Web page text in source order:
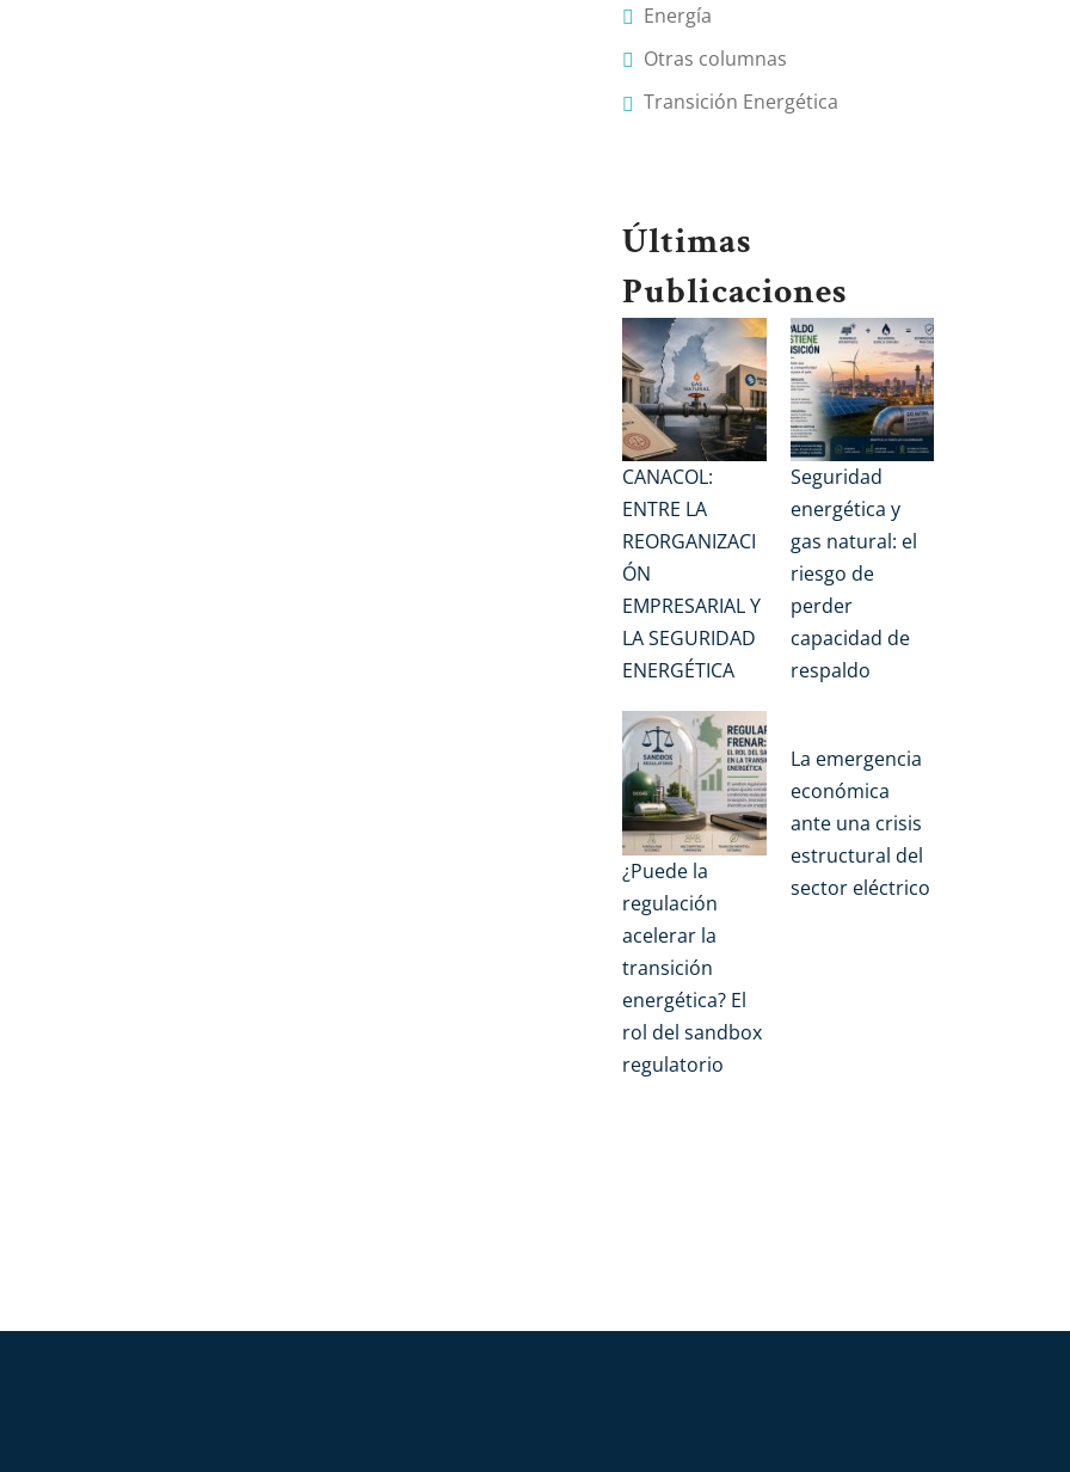
Energía
Otras columnas
Transición Energética
Últimas
Publicaciones
CANACOL:
ENTRE LA
REORGANIZACI
ÓN
EMPRESARIAL Y
LA SEGURIDAD
ENERGÉTICA
Seguridad
energética y
gas natural: el
riesgo de
perder
capacidad de
respaldo
¿Puede la
regulación
acelerar la
transición
energética? El
rol del sandbox
regulatorio
La emergencia
económica
ante una crisis
estructural del
sector eléctrico